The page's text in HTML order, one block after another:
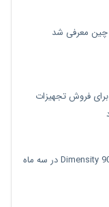
فروش تجهیزات
وان‌پلاس ۱۰R با تراشه‌ی Dimensity 9000 در سه ماه